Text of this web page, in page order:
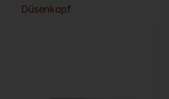
Düsenkopf